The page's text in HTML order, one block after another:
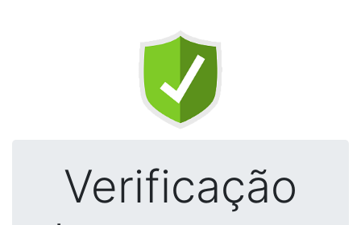
Verificação